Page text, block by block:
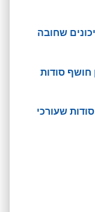
שחובה
חושף סודות
שעורכי